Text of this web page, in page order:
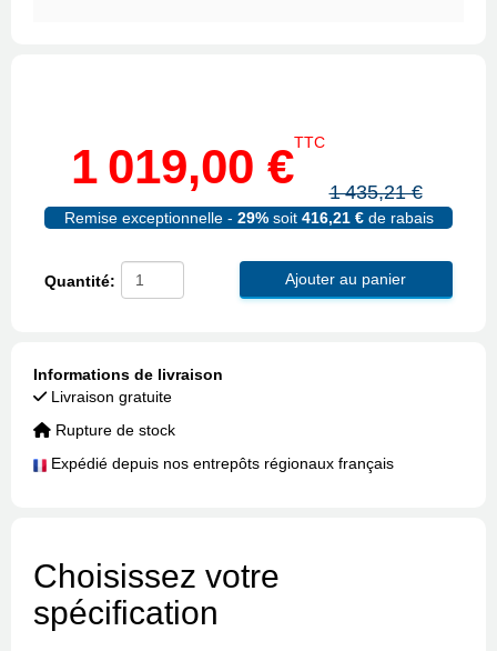
1 019,00 €TTC
1 435,21 €
Remise exceptionnelle - 29%soit 416,21 €de rabais
Quantité: Ajouter au panier
Choisissez votre
spécification
Informations de livraison
Livraison gratuite
Rupture de stock
Expédié depuis nos entrepôts régionaux français